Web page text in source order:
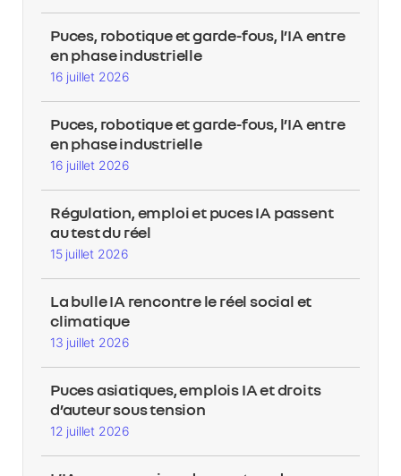
Puces, robotique et garde-fous, l’IA entre
en phase industrielle
16 juillet 2026
Puces, robotique et garde-fous, l’IA entre
en phase industrielle
16 juillet 2026
Régulation, emploi et puces IA passent
au test du réel
15 juillet 2026
La bulle IA rencontre le réel social et
climatique
13 juillet 2026
Puces asiatiques, emplois IA et droits
d’auteur sous tension
12 juillet 2026